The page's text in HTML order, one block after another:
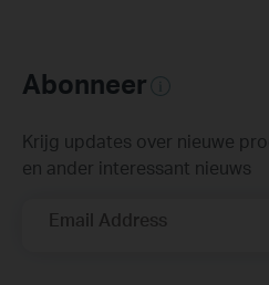
Abonneer
Krijg updates over nieuwe
en ander interessant nieuws
Email Address